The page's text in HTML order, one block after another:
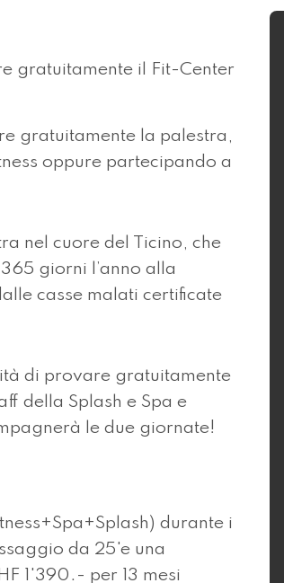
gratuitamente il Fit-Center
gratuitamente la palestra,
oppure partecipando a
nel cuore del Ticino, che
giorni l’anno alla
casse malati certificate
di provare gratuitamente
della Splash e Spa e
le due giornate!
durante i
da 25'e una
1'390.- per 13 mesi